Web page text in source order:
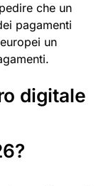
che un
pagamenti
un
digitale